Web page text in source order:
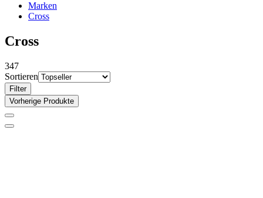
Marken
Cross
Cross
347
Sortieren
Filter
Vorherige Produkte